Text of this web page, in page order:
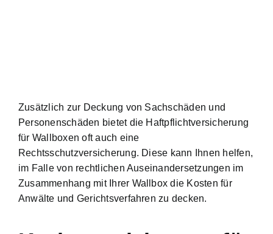
Zusätzlich zur Deckung von Sachschäden und
Personenschäden bietet die Haftpflichtversicherung
für Wallboxen oft auch eine
Rechtsschutzversicherung. Diese kann Ihnen helfen,
im Falle von rechtlichen Auseinandersetzungen im
Zusammenhang mit Ihrer Wallbox die Kosten für
Anwälte und Gerichtsverfahren zu decken.